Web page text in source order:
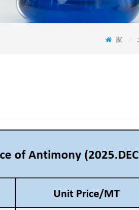
家